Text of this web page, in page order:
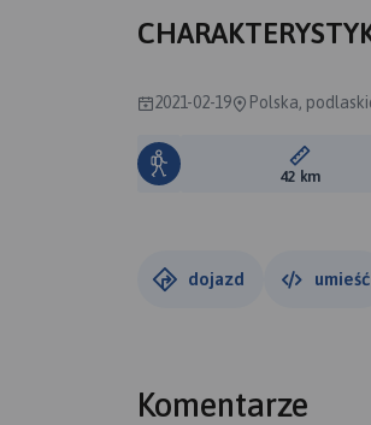
2021-02-19 Polska,
Długość
42 km
dojazd umieść
Komentarze